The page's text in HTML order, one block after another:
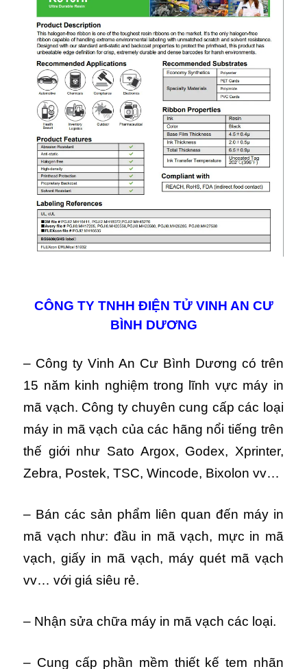
CÔNG TY TNHH ĐIỆN TỬ VINH AN CƯ
BÌNH DƯƠNG
– Công ty Vinh An Cư Bình Dương có trên
15 năm kinh nghiệm trong lĩnh vực máy in
mã vạch. Công ty chuyên cung cấp các loại
máy in mã vạch của các hãng nổi tiếng trên
thế giới như Sato Argox, Godex, Xprinter,
Zebra, Postek, TSC, Wincode, Bixolon vv…
– Bán các sản phẩm liên quan đến máy in
mã vạch như: đầu in mã vạch, mực in mã
vạch, giấy in mã vạch, máy quét mã vạch
vv… với giá siêu rẻ.
– Nhận sửa chữa máy in mã vạch các loại.
– Cung cấp phần mềm thiết kế tem nhãn